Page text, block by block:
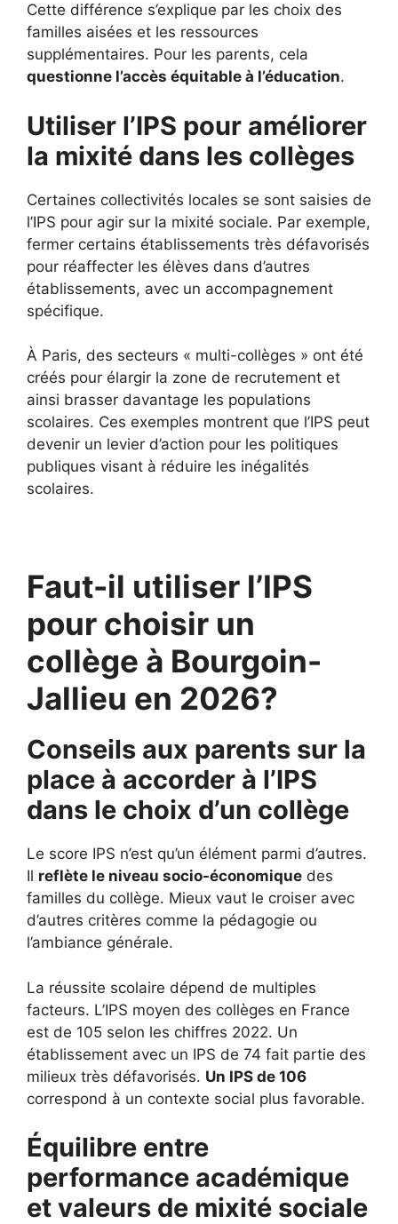
Cette différence s’explique par les choix des
familles aisées et les ressources
supplémentaires. Pour les parents, cela
questionne l’accès équitable à l’éducation.
Utiliser l’IPS pour améliorer
la mixité dans les collèges
Certaines collectivités locales se sont saisies de
l’IPS pour agir sur la mixité sociale. Par exemple,
fermer certains établissements très défavorisés
pour réaffecter les élèves dans d’autres
établissements, avec un accompagnement
spécifique.
À Paris, des secteurs « multi-collèges » ont été
créés pour élargir la zone de recrutement et
ainsi brasser davantage les populations
scolaires. Ces exemples montrent que l’IPS peut
devenir un levier d’action pour les politiques
publiques visant à réduire les inégalités
scolaires.
Faut-il utiliser l’IPS
pour choisir un
collège à Bourgoin-
Jallieu en 2026?
Conseils aux parents sur la
place à accorder à l’IPS
dans le choix d’un collège
Le score IPS n’est qu’un élément parmi d’autres.
Il reflète le niveau socio-économique des
familles du collège. Mieux vaut le croiser avec
d’autres critères comme la pédagogie ou
l’ambiance générale.
La réussite scolaire dépend de multiples
facteurs. L’IPS moyen des collèges en France
est de 105 selon les chiffres 2022. Un
établissement avec un IPS de 74 fait partie des
milieux très défavorisés. Un IPS de 106
correspond à un contexte social plus favorable.
Équilibre entre
performance académique
et valeurs de mixité sociale